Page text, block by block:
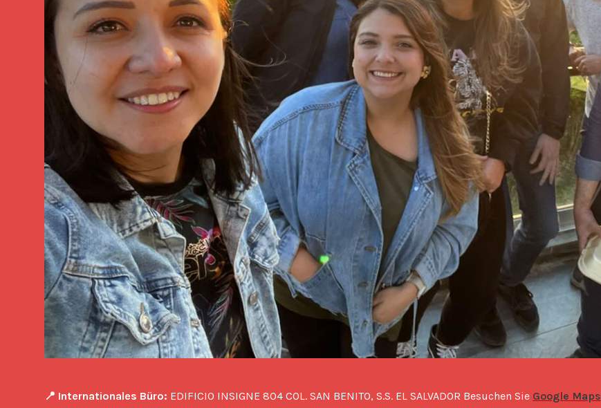
📍 Internationales Büro: EDIFICIO INSIGNE 804 COL. SAN BENITO, S.S. EL SALVADOR Besuchen Sie Google Maps